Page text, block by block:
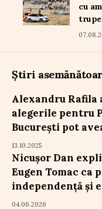
cu
Știri
Alexandru Rafila
alegerile pentru
București pot
13.10.2025
Nicușor Dan
Eugen Tomac ca
independență și
04.06.2026